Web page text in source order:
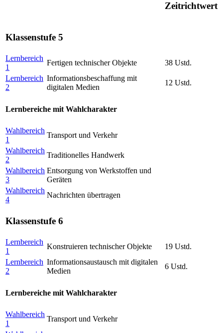
Zeitrichtwert
Klassenstufe 5
Lernbereich
1
Fertigen technischer Objekte
38 Ustd.
Lernbereich
2
Informationsbeschaffung mit
digitalen Medien
12 Ustd.
Lernbereiche mit Wahlcharakter
Wahlbereich
1
Transport und Verkehr
Wahlbereich
2
Traditionelles Handwerk
Wahlbereich
3
Entsorgung von Werkstoffen und
Geräten
Wahlbereich
4
Nachrichten übertragen
Klassenstufe 6
Lernbereich
1
Konstruieren technischer Objekte
19 Ustd.
Lernbereich
2
Informationsaustausch mit digitalen
Medien
6 Ustd.
Lernbereiche mit Wahlcharakter
Wahlbereich
1
Transport und Verkehr